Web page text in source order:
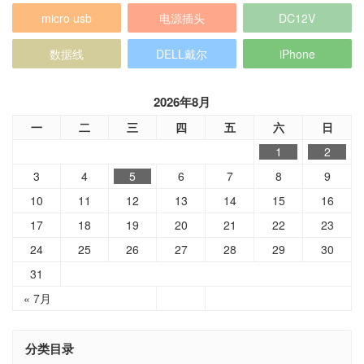
micro usb 电源插头 DC12V
数据线 DELL戴尔 iPhone
2026年8月
一 二 三 四 五 六 日
« 7月
1
2
3
4 5 6 7 8
9
10
11 12 13 14 15
16
17
18 19 20 21 22
23
24
25 26 27 28 29
30
31
分类目录